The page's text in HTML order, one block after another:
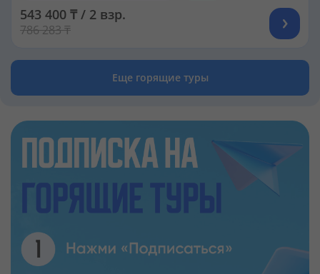
543 400 ₸ / 2 взр.
786 283 ₸
Еще горящие туры